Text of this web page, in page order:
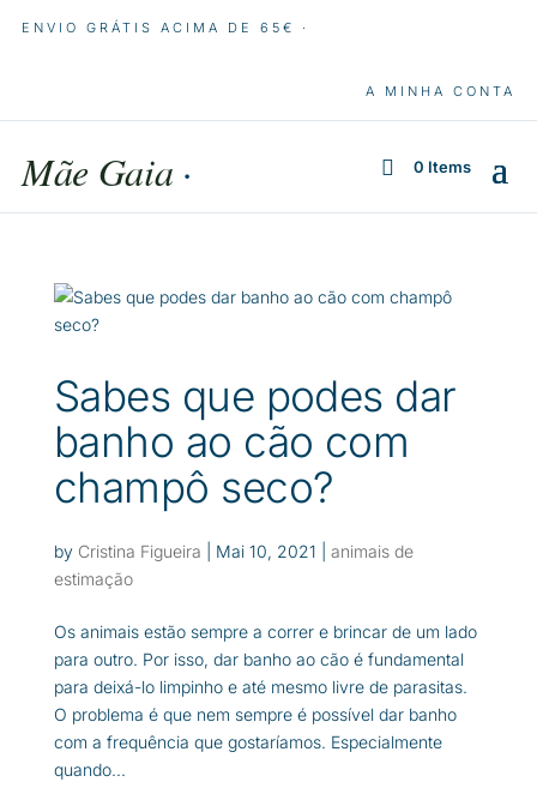
ENVIO GRÁTIS ACIMA DE 65€ ·
A MINHA CONTA
Mãe Gaia · 0 Items
Sabes que podes dar
banho ao cão com
champô seco?
by Cristina Figueira Mai 10, 2021
animais de
estimação
Os animais estão sempre a correr e brincar de um lado
para outro. Por isso, dar banho ao cão é fundamental
para deixá-lo limpinho e até mesmo livre de parasitas.
O problema é que nem sempre é possível dar banho
com a frequência que gostaríamos. Especialmente
quando...